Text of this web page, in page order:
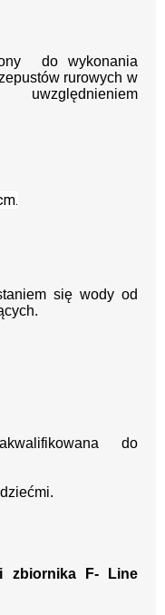
do wykonania
rurowych w
uwzględnieniem
się wody od
do
zbiornika F- Line